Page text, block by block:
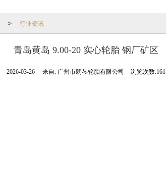
> 行业资讯
青岛黄岛 9.00-20 实心轮胎 钢厂矿区
2026-03-26 来自: 广州市朗琴轮胎有限公司 浏览次数:161